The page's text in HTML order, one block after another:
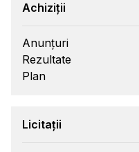
Achiziții
Anunțuri
Rezultate
Plan
Licitații